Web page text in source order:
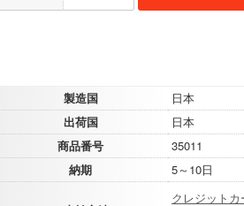
製造国
日本
出荷国
日本
商品番号
35011
納期
5～10日
クレジットカ